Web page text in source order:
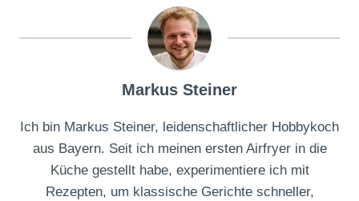
Markus Steiner
Ich bin Markus Steiner, leidenschaftlicher Hobbykoch
aus Bayern. Seit ich meinen ersten Airfryer in die
Küche gestellt habe, experimentiere ich mit
Rezepten, um klassische Gerichte schneller,